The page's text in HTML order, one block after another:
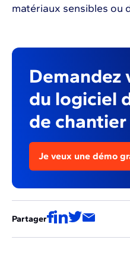
matériaux sensibles ou
Demandez
du logiciel
de
Je veux une démo
Partager